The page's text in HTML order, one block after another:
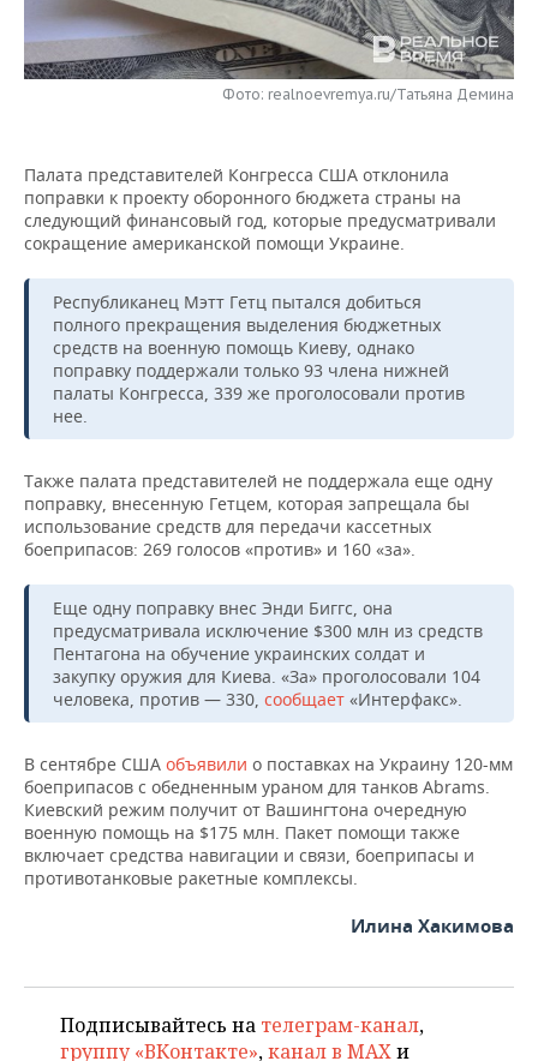
НЕФТЕХИМИЯ
НЕФТЬ
ЭНЕРГЕТИКА
РОЗНИЧНАЯ ТОРГОВЛЯ
НОВОСТИ ТЕХНОЛОГИЙ
ТЕЛЕКОММУНИКАЦИИ
МЕРОПРИЯТИЯ
НОВОСТИ МЕРОПРИЯТИЙ
БИЗНЕС-БРАНЧИ
ОТКРЫТАЯ ЛЕКЦИЯ
ФУТБОЛ
БАСКЕТБОЛ
ВОЛЕЙБОЛ
ФИГУРНОЕ КАТАНИЕ
ВОДНЫЕ ВИДЫ СПОРТА
ХОККЕЙ С МЯЧОМ
НОВОСТИ ОБЩЕСТВА
ИНФРАСТРУКТУРА
ИСТОРИЯ
МЕДИЦИНА
ОБРАЗОВАНИЕ
ПРОИСШЕСТВИЯ
ФОТОГАЛЕРЕЯ
СПРАВОЧНИК
СПИСОК ПЕРСОН
ПОЛНАЯ ВЕРСИЯ
Фото: realnoevremya.ru/Татьяна Демина
Палата представителей Конгресса США отклонила
поправки к проекту оборонного бюджета страны на
следующий финансовый год, которые предусматривали
сокращение американской помощи Украине.
Республиканец Мэтт Гетц пытался добиться
полного прекращения выделения бюджетных
средств на военную помощь Киеву, однако
поправку поддержали только 93 члена нижней
палаты Конгресса, 339 же проголосовали против
нее.
Также палата представителей не поддержала еще одну
поправку, внесенную Гетцем, которая запрещала бы
использование средств для передачи кассетных
боеприпасов: 269 голосов «против» и 160 «за».
Еще одну поправку внес Энди Биггс, она
предусматривала исключение $300 млн из средств
Пентагона на обучение украинских солдат и
закупку оружия для Киева. «За» проголосовали 104
человека, против — 330, сообщает «Интерфакс».
В сентябре США объявили о поставках на Украину 120-мм
боеприпасов с обедненным ураном для танков Abrams.
Киевский режим получит от Вашингтона очередную
военную помощь на $175 млн. Пакет помощи также
включает средства навигации и связи, боеприпасы и
противотанковые ракетные комплексы.
Илина Хакимова
Подписывайтесь на телеграм-канал,
группу «ВКонтакте»,канал в MAXи